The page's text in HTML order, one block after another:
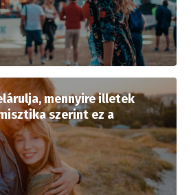
mennyire illetek
szerint ez a